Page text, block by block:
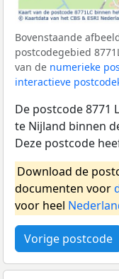
Bovenstaande
postcodegebied
van de numerieke
interactieve
De postcode 8771
te Nijland binnen
Deze postcode
Download de
documenten voor
voor heel
Vorige postcode